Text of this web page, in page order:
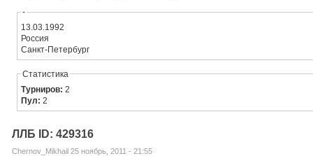
-
13.03.1992
Россия
Санкт-Петербург
Статистика
Турниров:2
Пул:2
ЛЛБ ID: 429316
Chernov_Mikhail 25 ноябрь, 2011 - 21:55